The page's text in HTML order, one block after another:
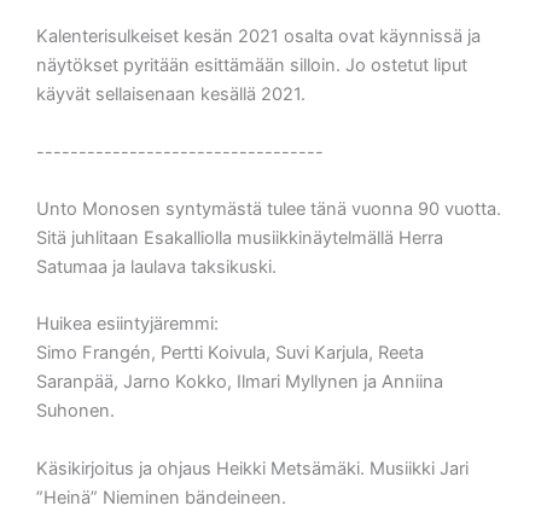
Kalenterisulkeiset kesän 2021 osalta ovat käynnissä ja
näytökset pyritään esittämään silloin. Jo ostetut liput
käyvät sellaisenaan kesällä 2021.
----------------------------------
Unto Monosen syntymästä tulee tänä vuonna 90 vuotta.
Sitä juhlitaan Esakalliolla musiikkinäytelmällä Herra
Satumaa ja laulava taksikuski.
Huikea esiintyjäremmi:
Simo Frangén, Pertti Koivula, Suvi Karjula, Reeta
Saranpää, Jarno Kokko, Ilmari Myllynen ja Anniina
Suhonen.
Käsikirjoitus ja ohjaus Heikki Metsämäki. Musiikki Jari
”Heinä” Nieminen bändeineen.